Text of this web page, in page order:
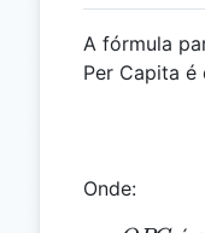
A fórmula
Per Capita é
Onde: